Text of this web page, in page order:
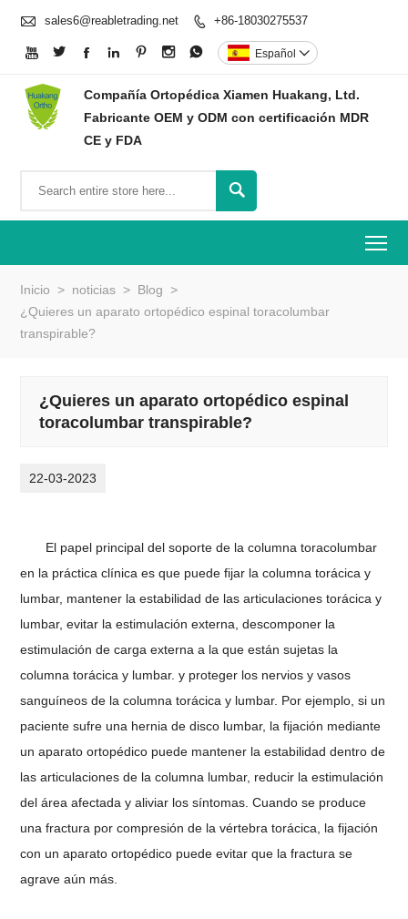
 sales6@reabletrading.net  +86-18030275537
       Español 
Compañía Ortopédica Xiamen Huakang, Ltd.
Fabricante OEM y ODM con certificación MDR
CE y FDA

Inicio > noticias > Blog >
¿Quieres un aparato ortopédico espinal toracolumbar
transpirable?
¿Quieres un aparato ortopédico espinal
toracolumbar transpirable?
22-03-2023
El papel principal del soporte de la columna toracolumbar
en la práctica clínica es que puede fijar la columna torácica y
lumbar, mantener la estabilidad de las articulaciones torácica y
lumbar, evitar la estimulación externa, descomponer la
estimulación de carga externa a la que están sujetas la
columna torácica y lumbar. y proteger los nervios y vasos
sanguíneos de la columna torácica y lumbar. Por ejemplo, si un
paciente sufre una hernia de disco lumbar, la fijación mediante
un aparato ortopédico puede mantener la estabilidad dentro de
las articulaciones de la columna lumbar, reducir la estimulación
del área afectada y aliviar los síntomas. Cuando se produce
una fractura por compresión de la vértebra torácica, la fijación
con un aparato ortopédico puede evitar que la fractura se
agrave aún más.